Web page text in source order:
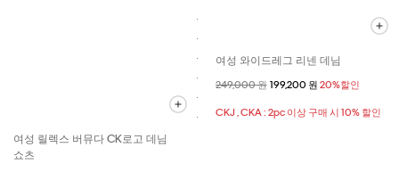
여성 릴렉스 버뮤다 CK로고 데님
쇼츠
여성 와이드레그 리넨 데님
할인 전 가격
249,000 원할인된 가격
199,200 원 20%할인
CKJ , CKA : 2pc 이상 구매 시 10% 할인